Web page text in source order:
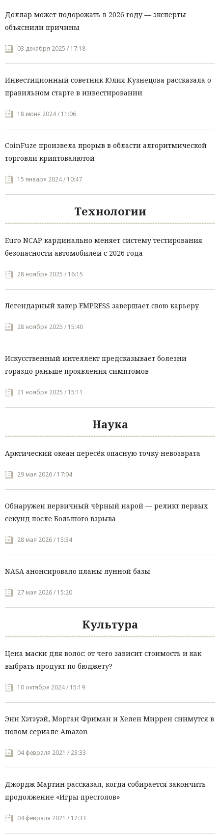
Доллар может подорожать в 2026 году — эксперты
объяснили причины
03 декабря 2025 / 17:18
Инвестиционный советник Юлия Кузнецова рассказала о
правильном старте в инвестировании
18 июня 2024 / 11:06
CoinFuze произвела прорыв в области алгоритмической
торговли криптовалютой
15 января 2024 / 10:47
Технологии
Euro NCAP кардинально меняет систему тестирования
безопасности автомобилей с 2026 года
28 ноября 2025 / 16:15
Легендарный хакер EMPRESS завершает свою карьеру
28 ноября 2025 / 15:40
Искусственный интеллект предсказывает болезни
гораздо раньше проявления симптомов
21 ноября 2025 / 15:11
Наука
Арктический океан пересёк опасную точку невозврата
29 мая 2026 / 17:04
Обнаружен первичный чёрный нарой — реликт первых
секунд после Большого взрыва
28 мая 2026 / 15:34
NASA анонсировало планы лунной базы
27 мая 2026 / 15:20
Культура
Цена маски для волос: от чего зависит стоимость и как
выбрать продукт по бюджету?
10 октября 2024 / 15:19
Энн Хэтэуэй, Морган Фриман и Хелен Миррен снимутся в
новом сериале Amazon
04 февраля 2021 / 23:33
Джордж Мартин рассказал, когда собирается закончить
продолжение «Игры престолов»
04 февраля 2021 / 12:33